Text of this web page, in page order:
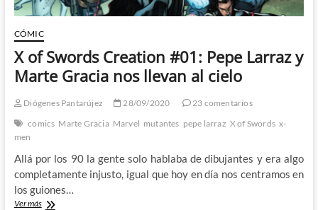
Millarworld
CÓMIC
X of Swords Creation #01: Pepe Larraz y
Marte Gracia nos llevan al cielo
Diógenes Pantarújez 28/09/2020
23 comentarios
comics Marte Gracia Marvel mutantes pepe larraz X of Swords x-
men
Allá por los 90 la gente solo hablaba de dibujantes y era algo
completamente injusto, igual que hoy en día nos centramos en
los guiones…
Ver másX